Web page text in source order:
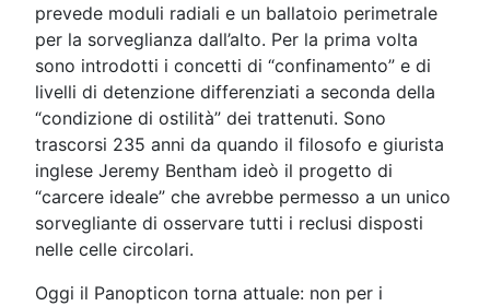
prevede moduli radiali e un ballatoio perimetrale
per la sorveglianza dall’alto. Per la prima volta
sono introdotti i concetti di “confinamento” e di
livelli di detenzione differenziati a seconda della
“condizione di ostilità” dei trattenuti. Sono
trascorsi 235 anni da quando il filosofo e giurista
inglese Jeremy Bentham ideò il progetto di
“carcere ideale” che avrebbe permesso a un unico
sorvegliante di osservare tutti i reclusi disposti
nelle celle circolari.
Oggi il Panopticon torna attuale: non per i